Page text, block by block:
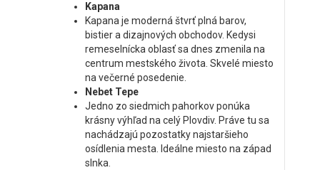
Kapana
Kapana je moderná štvrť plná barov,
bistier a dizajnových obchodov. Kedysi
remeselnícka oblasť sa dnes zmenila na
centrum mestského života. Skvelé miesto
na večerné posedenie.
Nebet Tepe
Jedno zo siedmich pahorkov ponúka
krásny výhľad na celý Plovdiv. Práve tu sa
nachádzajú pozostatky najstaršieho
osídlenia mesta. Ideálne miesto na západ
slnka.